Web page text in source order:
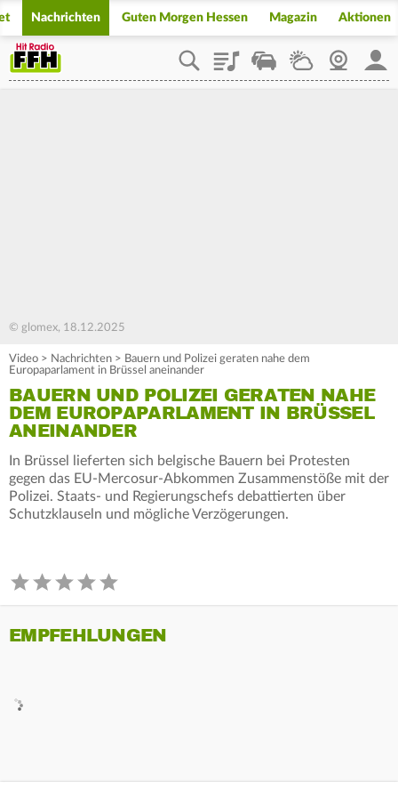
Nachrichten Guten Morgen Hessen Magazin Aktionen
PlaylistStaupilotWetterWebcam
© glomex, 18.12.2025
Video > Nachrichten > Bauern und Polizei geraten nahe dem
Europaparlament in Brüssel aneinander
BAUERN UND POLIZEI GERATEN NAHE
DEM EUROPAPARLAMENT IN BRÜSSEL
ANEINANDER
In Brüssel lieferten sich belgische Bauern bei Protesten
gegen das EU-Mercosur-Abkommen Zusammenstöße mit der
Polizei. Staats- und Regierungschefs debattierten über
Schutzklauseln und mögliche Verzögerungen.
EMPFEHLUNGEN